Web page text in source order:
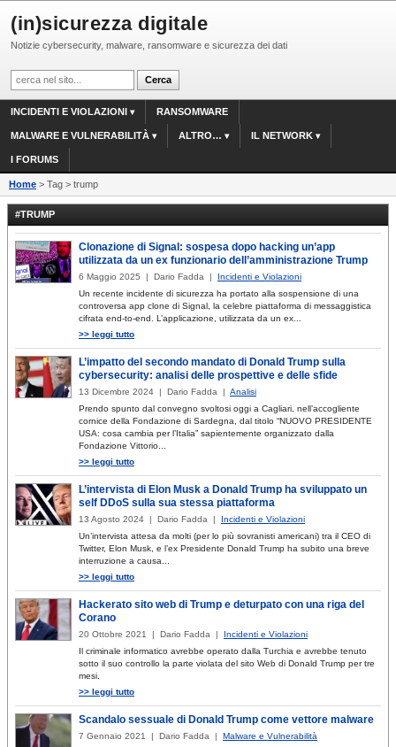
(in)sicurezza digitale
Notizie cybersecurity, malware, ransomware e sicurezza dei dati
INCIDENTI E VIOLAZIONI RANSOMWARE
MALWARE E VULNERABILITÀ ALTRO… IL NETWORK
I FORUMS
Home > Tag > trump
#TRUMP
Clonazione di Signal: sospesa dopo hacking un’app
utilizzata da un ex funzionario dell’amministrazione Trump
6 Maggio 2025 | Dario Fadda | Incidenti e Violazioni
Un recente incidente di sicurezza ha portato alla sospensione di una
controversa app clone di Signal, la celebre piattaforma di messaggistica
cifrata end-to-end. L’applicazione, utilizzata da un ex...
>> leggi tutto
L’impatto del secondo mandato di Donald Trump sulla
cybersecurity: analisi delle prospettive e delle sfide
13 Dicembre 2024 | Dario Fadda | Analisi
Prendo spunto dal convegno svoltosi oggi a Cagliari, nell’accogliente
cornice della Fondazione di Sardegna, dal titolo “NUOVO PRESIDENTE
USA: cosa cambia per l’Italia” sapientemente organizzato dalla
Fondazione Vittorio...
>> leggi tutto
L’intervista di Elon Musk a Donald Trump ha sviluppato un
self DDoS sulla sua stessa piattaforma
13 Agosto 2024 | Dario Fadda | Incidenti e Violazioni
Un’intervista attesa da molti (per lo più sovranisti americani) tra il CEO di
Twitter, Elon Musk, e l’ex Presidente Donald Trump ha subito una breve
interruzione a causa...
>> leggi tutto
Hackerato sito web di Trump e deturpato con una riga del
Corano
20 Ottobre 2021 | Dario Fadda | Incidenti e Violazioni
Il criminale informatico avrebbe operato dalla Turchia e avrebbe tenuto
sotto il suo controllo la parte violata del sito Web di Donald Trump per tre
mesi.
>> leggi tutto
Scandalo sessuale di Donald Trump come vettore malware
7 Gennaio 2021 | Dario Fadda | Malware e Vulnerabilità